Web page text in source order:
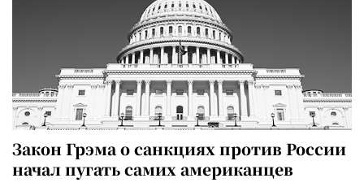
Закон Грэма о санкциях против России
начал пугать самих американцев